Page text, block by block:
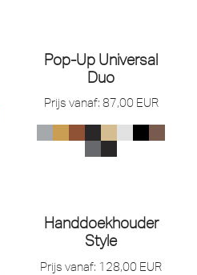
Pop-Up Universal
Duo
Prijs vanaf: 87,00 EUR
Handdoekhouder
Style
Prijs vanaf: 128,00 EUR